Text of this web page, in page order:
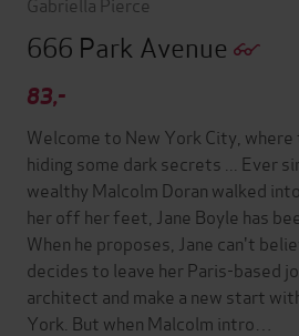
666 Park Avenue
83,-
Welcome to New York City,
hiding some dark secrets ... Ever
wealthy Malcolm Doran walked
her off her feet, Jane Boyle has
When he proposes, Jane can't
decides to leave her Paris-based
architect and make a new start
York. But when Malcolm intro…